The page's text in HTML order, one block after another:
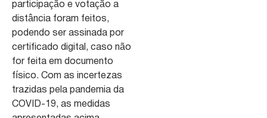
participação e votação a
distância foram feitos,
podendo ser assinada por
certificado digital, caso não
for feita em documento
físico. Com as incertezas
trazidas pela pandemia da
COVID-19, as medidas